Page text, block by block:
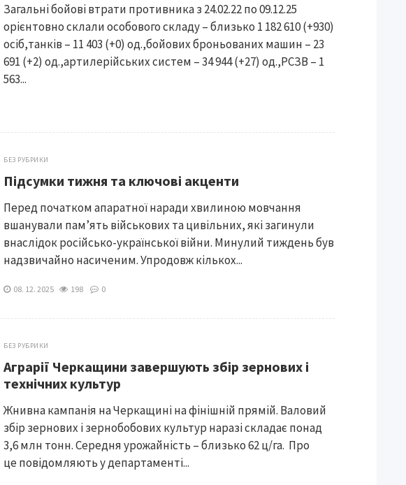
Загальні бойові втрати противника з 24.02.22 по 09.12.25
орієнтовно склали особового складу – близько 1 182 610 (+930)
осіб,танків – 11 403 (+0) од.,бойових броньованих машин – 23
691 (+2) од.,артилерійських систем – 34 944 (+27) од.,РСЗВ – 1
563...
БЕЗ РУБРИКИ
Підсумки тижня та ключові акценти
Перед початком апаратної наради хвилиною мовчання
вшанували памʼять військових та цивільних, які загинули
внаслідок російсько-української війни. Минулий тиждень був
надзвичайно насиченим. Упродовж кількох...
08. 12. 2025 198 0
БЕЗ РУБРИКИ
Аграрії Черкащини завершують збір зернових і
технічних культур
Жнивна кампанія на Черкащині на фінішній прямій. Валовий
збір зернових і зернобобових культур наразі складає понад
3,6 млн тонн. Середня урожайність – близько 62 ц/га. Про
це повідомляють у департаменті...